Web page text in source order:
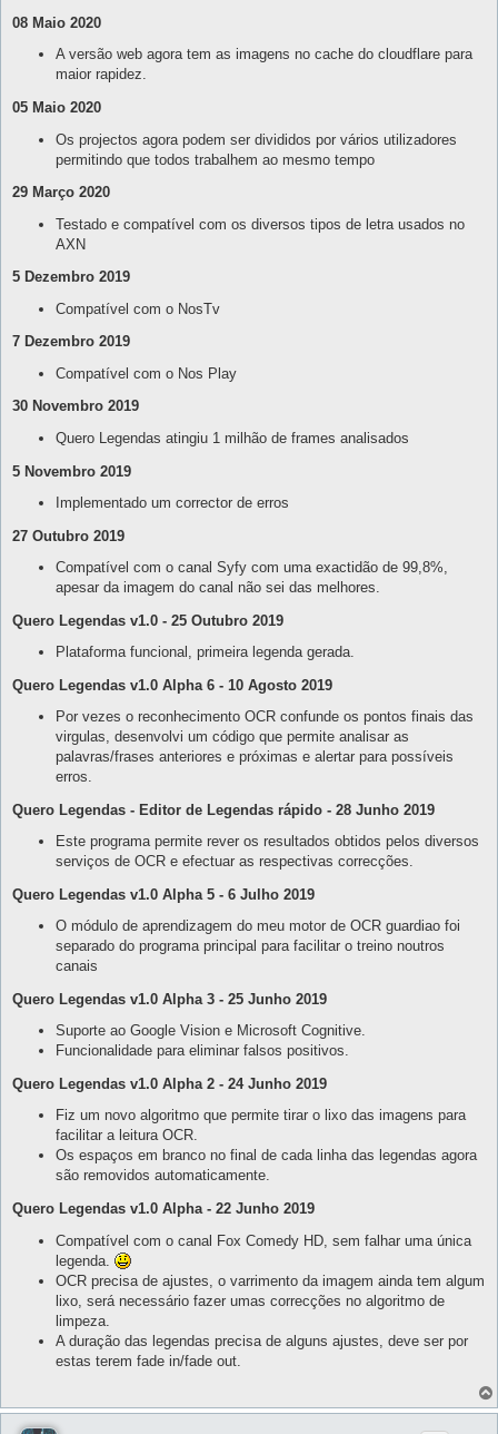
08 Maio 2020
A versão web agora tem as imagens no cache do cloudflare para
maior rapidez.
05 Maio 2020
Os projectos agora podem ser divididos por vários utilizadores
permitindo que todos trabalhem ao mesmo tempo
29 Março 2020
Testado e compatível com os diversos tipos de letra usados no
AXN
5 Dezembro 2019
Compatível com o NosTv
7 Dezembro 2019
Compatível com o Nos Play
30 Novembro 2019
Quero Legendas atingiu 1 milhão de frames analisados
5 Novembro 2019
Implementado um corrector de erros
27 Outubro 2019
Compatível com o canal Syfy com uma exactidão de 99,8%,
apesar da imagem do canal não sei das melhores.
Quero Legendas v1.0 - 25 Outubro 2019
Plataforma funcional, primeira legenda gerada.
Quero Legendas v1.0 Alpha 6 - 10 Agosto 2019
Por vezes o reconhecimento OCR confunde os pontos finais das
virgulas, desenvolvi um código que permite analisar as
palavras/frases anteriores e próximas e alertar para possíveis
erros.
Quero Legendas - Editor de Legendas rápido - 28 Junho 2019
Este programa permite rever os resultados obtidos pelos diversos
serviços de OCR e efectuar as respectivas correcções.
Quero Legendas v1.0 Alpha 5 - 6 Julho 2019
O módulo de aprendizagem do meu motor de OCR guardiao foi
separado do programa principal para facilitar o treino noutros
canais
Quero Legendas v1.0 Alpha 3 - 25 Junho 2019
Suporte ao Google Vision e Microsoft Cognitive.
Funcionalidade para eliminar falsos positivos.
Quero Legendas v1.0 Alpha 2 - 24 Junho 2019
Fiz um novo algoritmo que permite tirar o lixo das imagens para
facilitar a leitura OCR.
Os espaços em branco no final de cada linha das legendas agora
são removidos automaticamente.
Quero Legendas v1.0 Alpha - 22 Junho 2019
Compatível com o canal Fox Comedy HD, sem falhar uma única
legenda.
OCR precisa de ajustes, o varrimento da imagem ainda tem algum
lixo, será necessário fazer umas correcções no algoritmo de
limpeza.
A duração das legendas precisa de alguns ajustes, deve ser por
estas terem fade in/fade out.